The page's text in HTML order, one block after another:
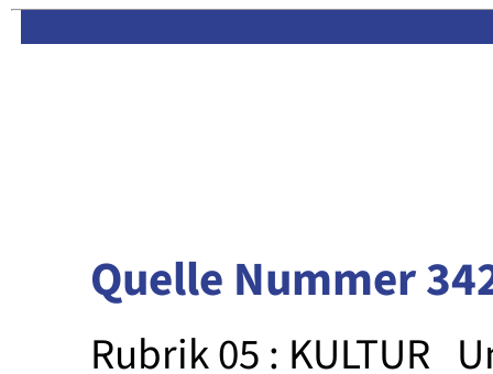
Quelle Nummer
Rubrik 05 : KULTUR